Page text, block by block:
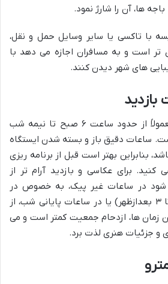
ها، آن را شارژ نمود.
با تاکسی یا سایر وسایل حمل و نقل،
تر است و به مسافران اجازه می دهد با
های شهر دیدن کنند.
بازدید
متروی سنت پترزبورگ معمولاً از حدود ساعت ۶ صبح تا نیمه شب
است. ساعات دقیق باز و بسته شدن ایستگاه
بنابراین بهتر است قبل از برنامه ریزی
کنید. برای عکاسی و بازدید آرام تر از
شود در ساعات غیر پیک، به خصوص در
اواسط روز (بین ۱۲ ظهر تا ۳ بعدازظهر) یا در ساعات پایانی شب، از
زمان ها، ازدحام جمعیت کمتر است و می
و جزئیات هنری لذت برد.